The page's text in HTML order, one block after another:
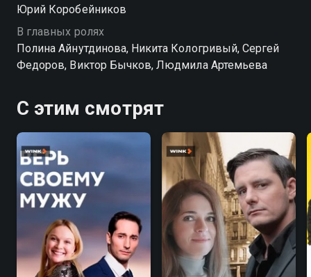
Юрий Коробейников
В главных ролях
Полина Айнутдинова, Никита Кологривый, Сергей
Федоров, Виктор Бычков, Людмила Артемьева
С этим смотрят